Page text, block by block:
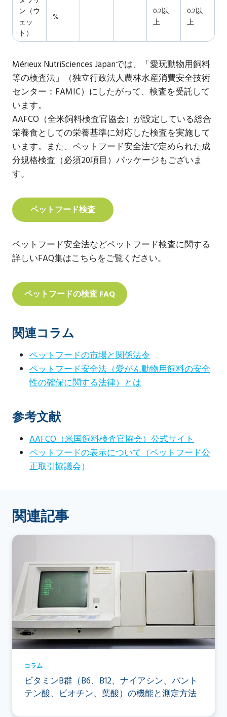
ン（ウ
ェッ
ト）
% – –
0.2以
上
0.2以
上
Mérieux NutriSciences Japanでは、「愛玩動物用飼料
等の検査法」（独立行政法人農林水産消費安全技術
センター：FAMIC）にしたがって、検査を受託して
います。
AAFCO（全米飼料検査官協会）が設定している総合
栄養食としての栄養基準に対応した検査を実施して
います。また、ペットフード安全法で定められた成
分規格検査（必須20項目）パッケージもございま
す。
ペットフード検査
ペットフード安全法などペットフード検査に関する
詳しいFAQ集はこちらをご覧ください。
ペットフードの検査 FAQ
関連コラム
ペットフードの市場と関係法令
ペットフード安全法（愛がん動物用飼料の安全
性の確保に関する法律）とは
参考文献
AAFCO（米国飼料検査官協会）公式サイト
ペットフードの表示について（ペットフード公
正取引協議会）
関連記事
コラム
ビタミンB群（B6、B12、ナイアシン、パント
テン酸、ビオチン、葉酸）の機能と測定方法